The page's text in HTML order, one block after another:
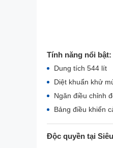
Tính năng nổi bật:
Dung tích 544 lít
Diệt khuẩn khử
Ngăn điều chỉnh
Bảng điều khiển
Độc quyền tại